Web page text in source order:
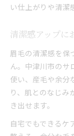
い仕上がりや清潔
清潔感アップに
眉毛の清潔感を保
ん。中津川市のサ
使い、産毛や余分
り、肌とのなじみ
き出せます。
自宅でもできるケ